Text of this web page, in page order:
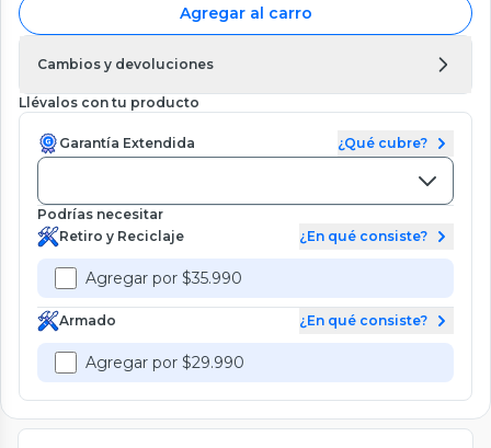
Agregar al carro
Cambios y devoluciones
Llévalos con tu producto
Garantía Extendida ¿Qué cubre?
Podrías necesitar
Retiro y Reciclaje
¿En qué consiste?
Agregar por $35.990
Armado ¿En qué consiste?
Agregar por $29.990